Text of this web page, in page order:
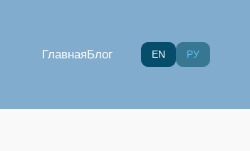
ГлавнаяБлог EN РУ